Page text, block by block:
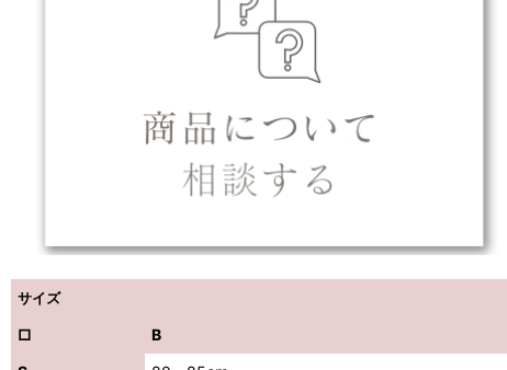
サイズ
□ B